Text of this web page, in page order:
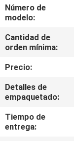
CONTROL
DE
CALIDAD
ÉNTRENOS
EN
CONTACTO
CON
Número de
modelo:
Cantidad de
orden mínima:
Precio:
Detalles de
empaquetado:
Tiempo de
entrega: